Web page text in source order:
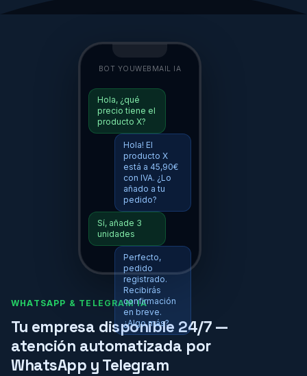
WHATSAPP & TELEGRAM IA
Tu empresa disponible 24/7 —
atención automatizada por
WhatsApp y Telegram
BOT YOUWEBMAIL IA
Hola, ¿qué
precio tiene el
producto X?
Hola! El
producto X
está a 45,90€
con IVA. ¿Lo
añado a tu
pedido?
Sí, añade 3
unidades
Perfecto,
pedido
registrado.
Recibirás
confirmación
en breve.
¿Algo más?